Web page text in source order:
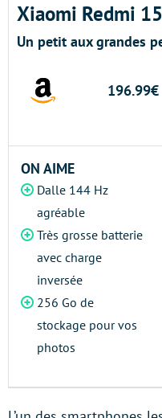
Xiaomi Redmi 15
Un petit aux grandes
196.99€
ON AIME
Dalle 144 Hz
agréable
Très grosse batterie
avec charge
inversée
256 Go de
stockage pour vos
photos